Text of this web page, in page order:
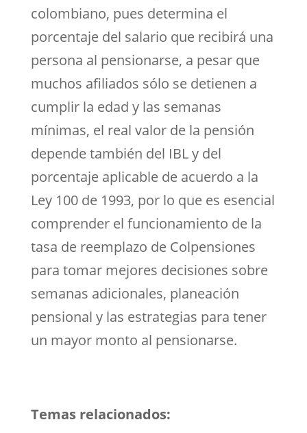
colombiano, pues determina el
porcentaje del salario que recibirá una
persona al pensionarse, a pesar que
muchos afiliados sólo se detienen a
cumplir la edad y las semanas
mínimas, el real valor de la pensión
depende también del IBL y del
porcentaje aplicable de acuerdo a la
Ley 100 de 1993, por lo que es esencial
comprender el funcionamiento de la
tasa de reemplazo de Colpensiones
para tomar mejores decisiones sobre
semanas adicionales, planeación
pensional y las estrategias para tener
un mayor monto al pensionarse.
Temas relacionados: